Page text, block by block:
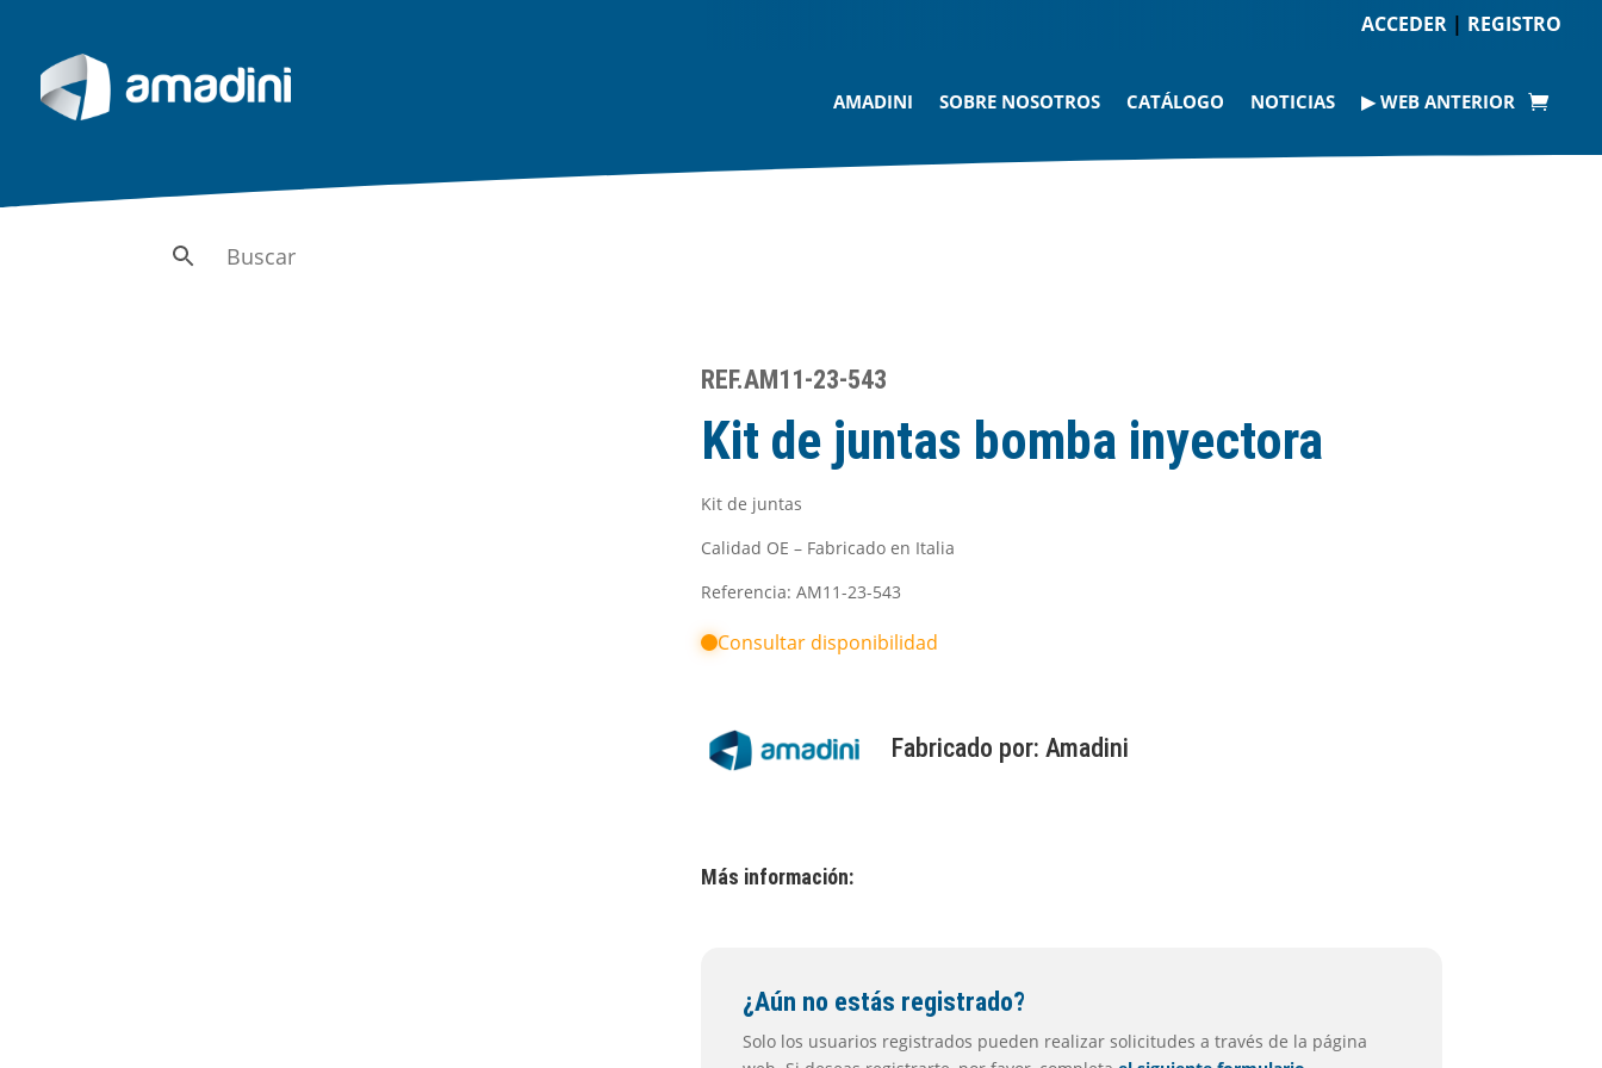
ACCEDER | REGISTRO
AMADINI SOBRE NOSOTROS CATÁLOGO NOTICIAS ▶ WEB ANTERIOR
REF.AM11-23-543
Kit de juntas bomba inyectora
Kit de juntas
Calidad OE – Fabricado en Italia
Referencia: AM11-23-543
Consultar disponibilidad
Fabricado por:Amadini
Más información:
¿Aún no estás registrado?
Solo los usuarios registrados pueden realizar solicitudes a través de la página